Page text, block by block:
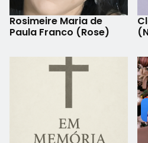
Rosimeire Maria de
Paula Franco (Rose)